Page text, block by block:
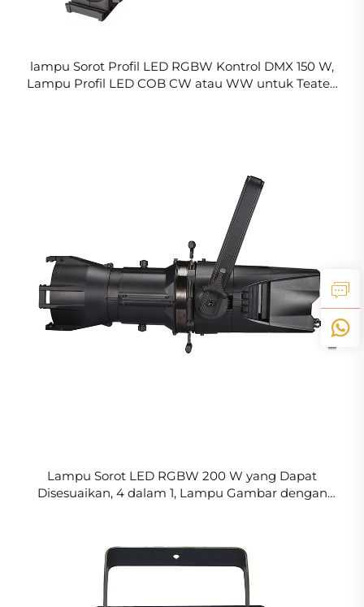
lampu Sorot Profil LED RGBW Kontrol DMX 150 W,
Lampu Profil LED COB CW atau WW untuk Teater,
Lampu Sorot LED RGBW 200 W yang Dapat
Disesuaikan, 4 dalam 1, Lampu Gambar dengan